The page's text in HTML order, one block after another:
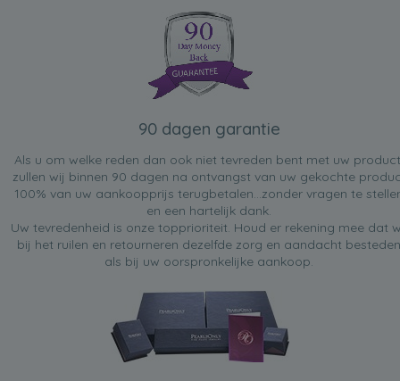
90 dagen garantie
Als u om welke reden dan ook niet tevreden bent met uw
zullen wij binnen 90 dagen na ontvangst van uw gekochte
100% van uw aankoopprijs terugbetalen...zonder vragen te
en een hartelijk dank.
Uw tevredenheid is onze topprioriteit. Houd er rekening mee dat
bij het ruilen en retourneren dezelfde zorg en aandacht besteden
als bij uw oorspronkelijke aankoop.